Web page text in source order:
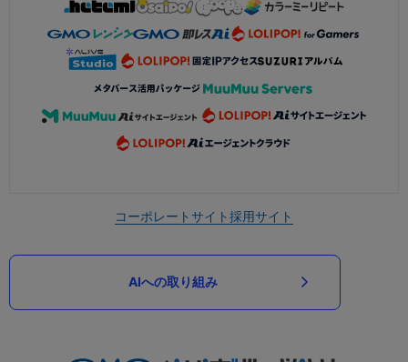
コーポレートサイト採用サイト
AIへの取り組み